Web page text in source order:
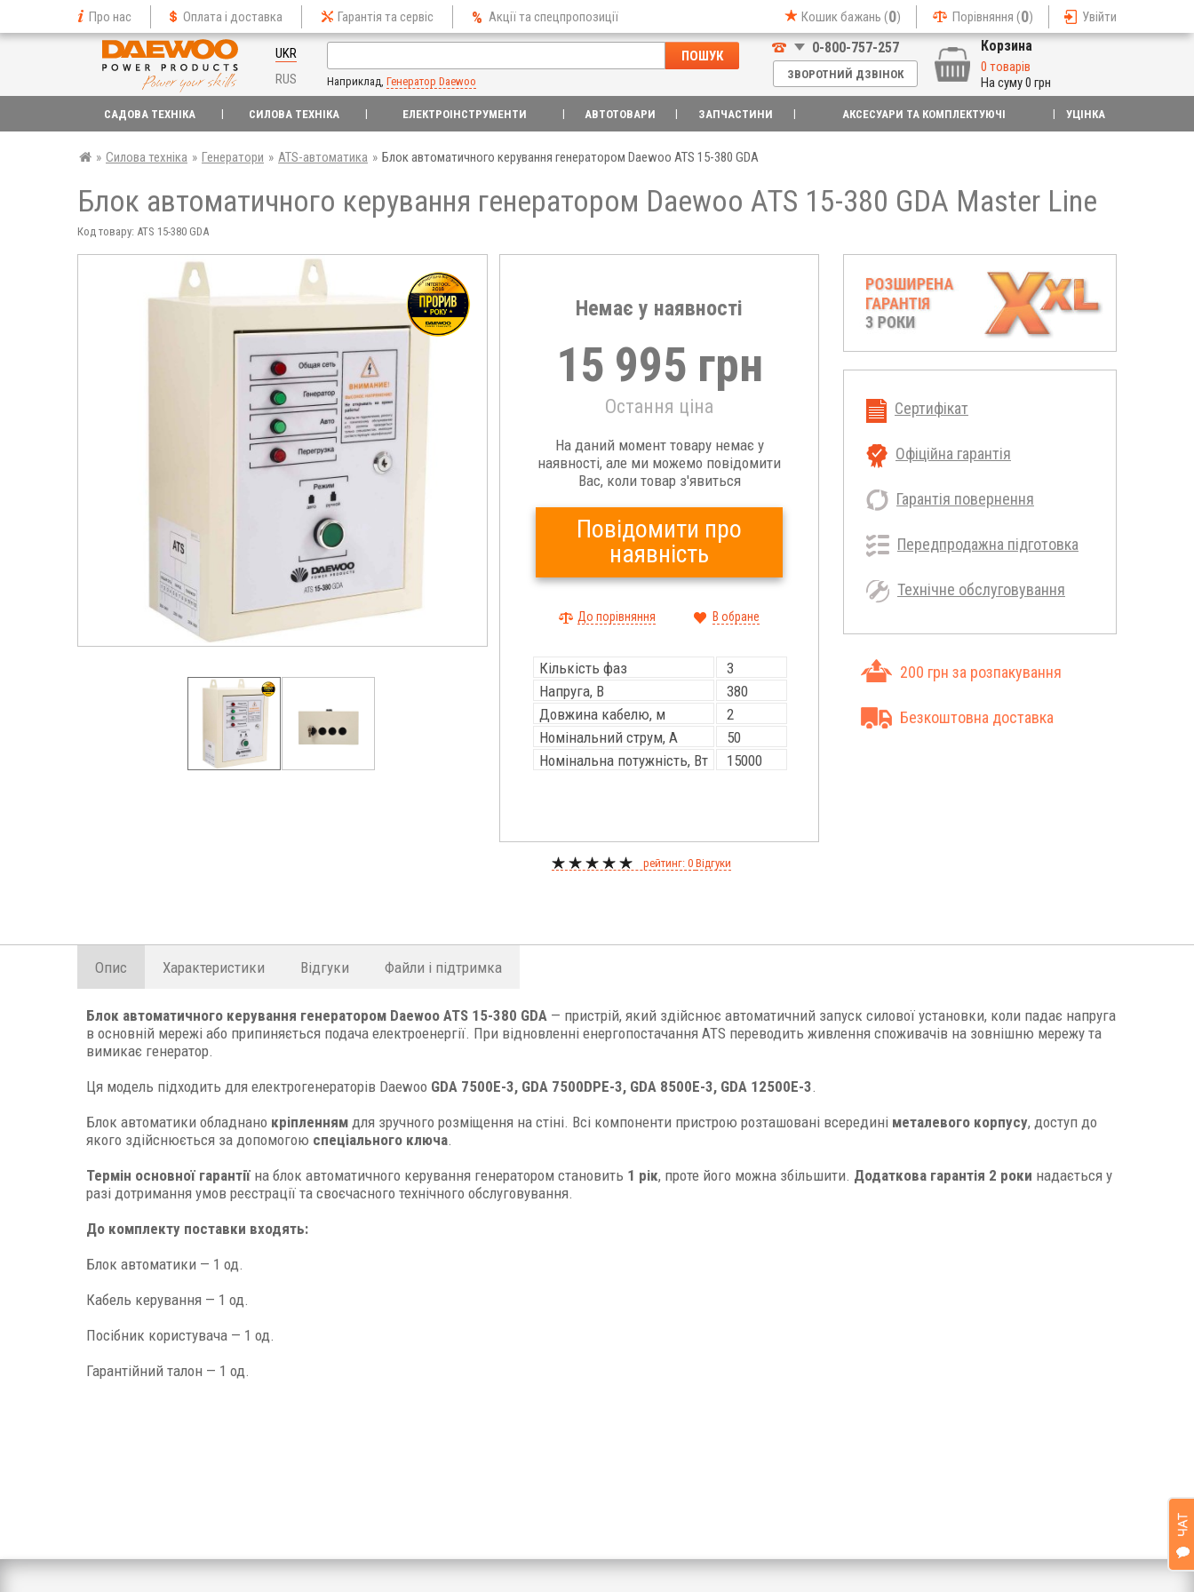
Про нас Оплата і доставка Гарантія та сервіс Акції та спецпропозиції Кошик бажань (0) Порівняння (0) Увійти
UKR
RUS
Корзина
0 товарів
На суму0 грн
0-800-757-257
ЗВОРОТНИЙ ДЗВІНОК
ПОШУК
Наприклад, Генератор Daewoo
САДОВА ТЕХНІКА СИЛОВА ТЕХНІКА ЕЛЕКТРОІНСТРУМЕНТИ АВТОТОВАРИ ЗАПЧАСТИНИ АКСЕСУАРИ ТА КОМПЛЕКТУЮЧІ УЦІНКА
» Силова техніка » Генератори » ATS-автоматика » Блок автоматичного керування генератором Daewoo ATS 15-380 GDA
Блок автоматичного керування генератором Daewoo ATS 15-380 GDA Master Line
Код товару: ATS 15-380 GDA
рейтинг: 0 Відгуки
15 995 грн
Остання ціна
На даний момент товару немає у
наявності, але ми можемо повідомити
Вас, коли товар з'явиться
Повідомити про
наявність
До порівняння В обране
Кількість фаз
3
Напруга, В
380
Довжина кабелю, м
2
Номінальний струм, А
50
Номінальна потужність, Вт
15000
Сертифікат
Офіційна гарантія
Гарантія повернення
Передпродажна підготовка
Технічне обслуговування
200 грн за розпакування
Безкоштовна доставка
Опис Характеристики Відгуки Файли і підтримка
Блок автоматичного керування генератором Daewoo ATS 15-380 GDA — пристрій, який здійснює автоматичний запуск силової установки, коли падає напруга
в основній мережі або припиняється подача електроенергії. При відновленні енергопостачання ATS переводить живлення споживачів на зовнішню мережу та
вимикає генератор.
Ця модель підходить для електрогенераторів Daewoo GDA 7500E-3, GDA 7500DPE-3, GDA 8500E-3, GDA 12500E-3.
Блок автоматики обладнано кріпленням для зручного розміщення на стіні. Всі компоненти пристрою розташовані всередині металевого корпусу, доступ до
якого здійснюється за допомогою спеціального ключа.
Термін основної гарантіїна блок автоматичного керування генератором становить 1 рік, проте його можна збільшити. Додаткова гарантія 2 роки надається у
разі дотримання умов реєстрації та своєчасного технічного обслуговування.
До комплекту поставки входять:
Блок автоматики — 1 од.
Кабель керування — 1 од.
Посібник користувача — 1 од.
Гарантійний талон — 1 од.